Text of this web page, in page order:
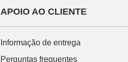
APOIO AO CLIENTE
Informação de entrega
Perguntas frequentes